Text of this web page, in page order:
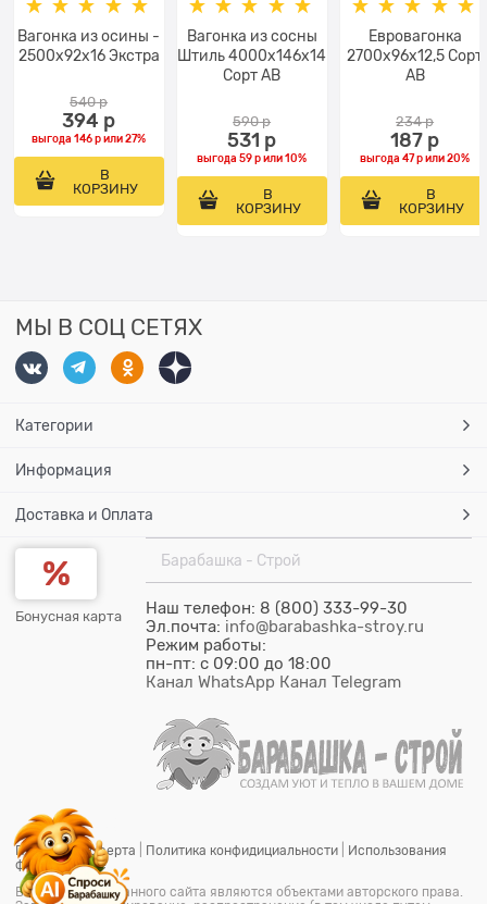
Вагонка из осины -
2500x92x16 Экстра
540 р
394 р
выгода146 рили27%
В
КОРЗИНУ
Вагонка из сосны
Штиль 4000х146х14
Сорт АВ
590 р
531 р
выгода59 рили10%
В
КОРЗИНУ
Евровагонка
2700х96х12,5 Сорт
АВ
234 р
187 р
выгода47 рили20%
В
КОРЗИНУ
МЫ В СОЦ СЕТЯХ
Категории
Информация
Доставка и Оплата
Бонусная карта
Барабашка - Строй
Наш телефон: 8 (800) 333-99-30
Эл.почта: info@barabashka-stroy.ru
Режим работы:
пн-пт: c 09:00 до 18:00
Канал WhatsApp Канал Telegram
Публичная оферта Политика конфидициальности
Использования
файлов cookie
Все материалы данного сайта являются объектами авторского права.